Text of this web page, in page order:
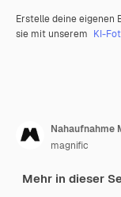
Erstelle deine eigenen
sie mit unserem KI-
Nahaufnahme
magnific
Mehr in dieser